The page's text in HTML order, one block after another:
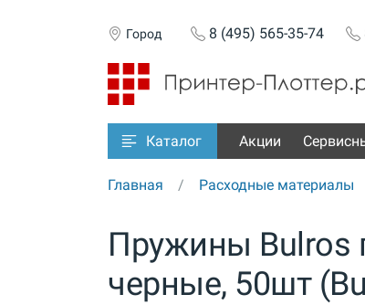
Город 8 (495) 565-35-74
Каталог Акции
Главная Расходные материалы
Пружины Bulros
черные, 50шт